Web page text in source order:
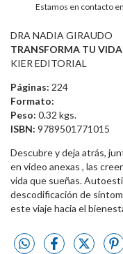
Estamos en contacto
DRA NADIA GIRAUDO
TRANSFORMA TU
KIER EDITORIAL
Páginas: 224
Formato:
Peso: 0.32 kgs.
ISBN: 9789501771015
Descubre y deja atrás,
en video anexas , las
vida que sueñas.
descodificación de
este viaje hacia el